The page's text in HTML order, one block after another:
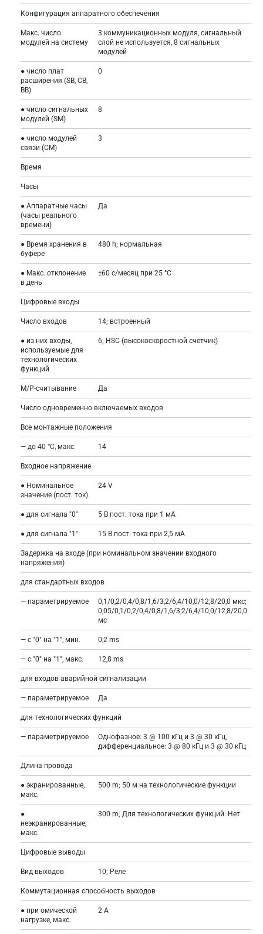
Конфигурация аппаратного обеспечения
Макс. число
модулей на систему
3 коммуникационных модуля, сигнальный
слой не используется, 8 сигнальных
модулей
● число плат
расширения (SB, CB,
BB)
0
● число сигнальных
модулей (SM)
8
● число модулей
связи (CM)
3
Время
Часы
● Аппаратные часы
(часы реального
времени)
Да
● Время хранения в
буфере
480 h; нормальная
● Макс. отклонение
в день
±60 с/месяц при 25 °C
Цифровые входы
Число входов 14; встроенный
● из них входы,
используемые для
технологических
функций
6; HSC (высокоскоростной счетчик)
M/P-считывание Да
Число одновременно включаемых входов
Все монтажные положения
— до 40 °C, макс. 14
Входное напряжение
● Номинальное
значение (пост. ток)
24 V
● для сигнала "0" 5 В пост. тока при 1 мА
● для сигнала "1" 15 В пост. тока при 2,5 мА
Задержка на входе (при номинальном значении входного
напряжения)
для стандартных входов
— параметрируемое
0,1/0,2/0,4/0,8/1,6/3,2/6,4/10,0/12,8/20,0 мкс;
0,05/0,1/0,2/0,4/0,8/1,6/3,2/6,4/10,0/12,8/20,0
мс
— с "0" на "1", мин. 0,2 ms
— с "0" на "1", макс. 12,8 ms
для входов аварийной сигнализации
— параметрируемое Да
для технологических функций
— параметрируемое
Однофазное: 3 @ 100 кГц и 3 @ 30 кГц,
дифференциальное: 3 @ 80 кГц и 3 @ 30 кГц
Длина провода
● экранированные,
макс.
500 m; 50 м на технологические функции
●
неэкранированные,
макс.
300 m; Для технологических функций: Нет
Цифровые выводы
Вид выходов 10; Реле
Коммутационная способность выходов
● при омической
нагрузке, макс.
2 A